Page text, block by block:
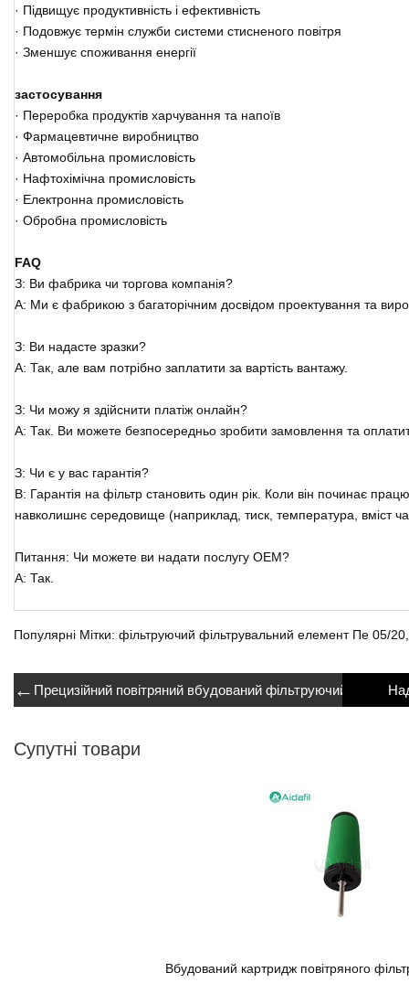
· Підвищує продуктивність і ефективність
· Подовжує термін служби системи стисненого повітря
· Зменшує споживання енергії
застосування
· Переробка продуктів харчування та напоїв
· Фармацевтичне виробництво
· Автомобільна промисловість
· Нафтохімічна промисловість
· Електронна промисловість
· Обробна промисловість
FAQ
З: Ви фабрика чи торгова компанія?
A: Ми є фабрикою з багаторічним досвідом проектування та
З: Ви надасте зразки?
A: Так, але вам потрібно заплатити за вартість вантажу.
З: Чи можу я здійснити платіж онлайн?
A: Так. Ви можете безпосередньо зробити замовлення та
З: Чи є у вас гарантія?
В: Гарантія на фільтр становить один рік. Коли він починає
навколишнє середовище (наприклад, тиск, температура, вміст
Питання: Чи можете ви надати послугу OEM?
A: Так.
Популярні Мітки: фільтруючий фільтрувальний елемент Пе 05/
← Прецизійний повітряний вбудований фільтруючий елемент
Супутні товари
Вбудований картридж повітряного